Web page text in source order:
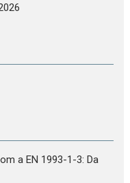
a EN 1993-1-3: Da